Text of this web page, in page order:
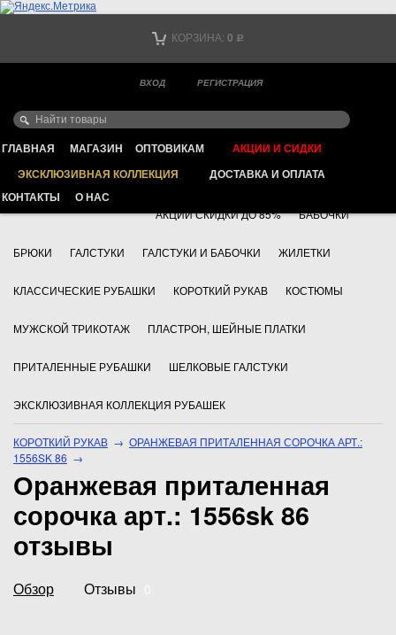
КОРЗИНА: 0 Р
ВХОД РЕГИСТРАЦИЯ
ГЛАВНАЯ МАГАЗИН ОПТОВИКАМ
АКЦИИ И СИДКИ
ЭКСКЛЮЗИВНАЯ КОЛЛЕКЦИЯ
ДОСТАВКА И ОПЛАТА
КОНТАКТЫ
О НАС
Ваш город -
ИНТЕРНЕТ МАГАЗИН КЛАССИЧЕСКОЙ МУЖСКОЙ ОДЕЖДЫ
+7 495 783 69 17 АКСЕССУАРЫ
АКЦИИ СКИДКИ ДО 85% БАБОЧКИ
БРЮКИ ГАЛСТУКИ ГАЛСТУКИ И БАБОЧКИ ЖИЛЕТКИ
КЛАССИЧЕСКИЕ РУБАШКИ КОРОТКИЙ РУКАВ КОСТЮМЫ
МУЖСКОЙ ТРИКОТАЖ ПЛАСТРОН, ШЕЙНЫЕ ПЛАТКИ
ПРИТАЛЕННЫЕ РУБАШКИ ШЕЛКОВЫЕ ГАЛСТУКИ
ЭКСКЛЮЗИВНАЯ КОЛЛЕКЦИЯ РУБАШЕК
КОРОТКИЙ РУКАВ → ОРАНЖЕВАЯ ПРИТАЛЕННАЯ СОРОЧКА АРТ.:
1556SK 86 →
Оранжевая приталенная
сорочка арт.: 1556sk 86
отзывы
Обзор Отзывы